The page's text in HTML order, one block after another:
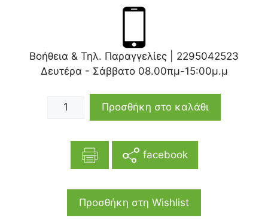
Βοήθεια & Τηλ. Παραγγελίες | 2295042523
Δευτέρα - Σάββατο 08.00πμ-15:00μ.μ
Προσθήκη στο καλάθι
facebook
Προσθήκη στη Wishlist